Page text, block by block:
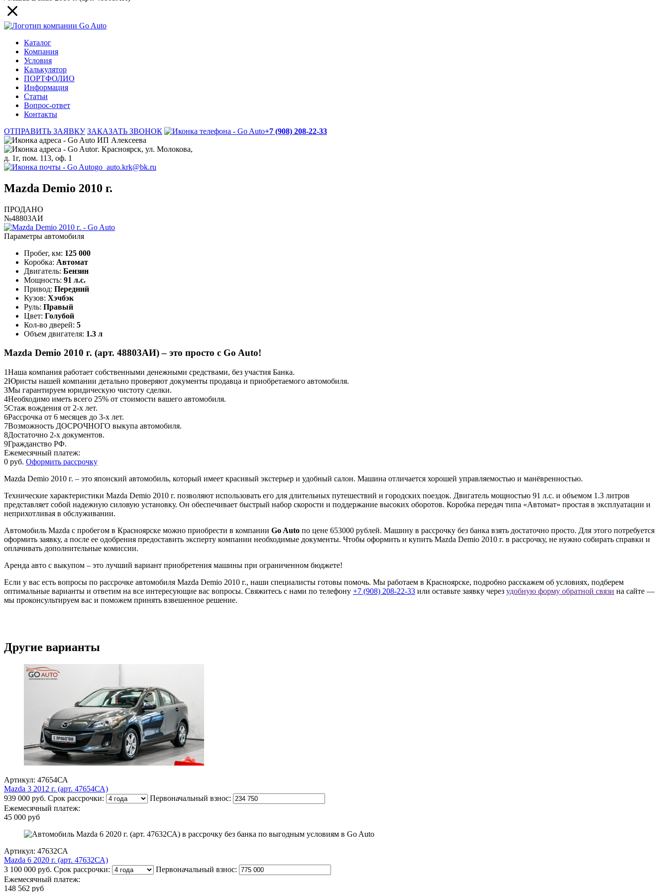
Каталог
Компания
Условия
Калькулятор
ПОРТФОЛИО
Информация
Статьи
Вопрос-ответ
Контакты
ОТПРАВИТЬ ЗАЯВКУ ЗАКАЗАТЬ ЗВОНОК
+7 (908) 208-22-33
ИП Алексеева
г. Красноярск, ул. Молокова,
д. 1г, пом. 113, оф. 1
go_auto.krk@bk.ru
Mazda Demio 2010 г.
ПРОДАНО
№48803АИ
Параметры автомобиля
Пробег, км: 125 000
Коробка: Автомат
Двигатель: Бензин
Мощность: 91 л.с.
Привод: Передний
Кузов: Хэчбэк
Руль: Правый
Цвет: Голубой
Кол-во дверей: 5
Объем двигателя: 1.3 л
Mazda Demio 2010 г. (арт. 48803АИ) – это просто с Go Auto!
1Наша компания работает собственными денежными средствами, без участия Банка.
2Юристы нашей компании детально проверяют документы продавца и приобретаемого автомобиля.
3Мы гарантируем юридическую чистоту сделки.
4Необходимо иметь всего 25% от стоимости вашего автомобиля.
5Стаж вождения от 2-х лет.
6Рассрочка от 6 месяцев до 3-х лет.
7Возможность ДОСРОЧНОГО выкупа автомобиля.
8Достаточно 2-х документов.
9Гражданство РФ.
Ежемесячный платеж:
0 руб. Оформить рассрочку
Mazda Demio 2010 г. – это японский автомобиль, который имеет красивый экстерьер и удобный салон. Машина отличается хорошей управляемостью и манёвренностью.
Технические характеристики Mazda Demio 2010 г. позволяют использовать его для длительных путешествий и городских поездок. Двигатель мощностью 91 л.с. и объемом 1.3 литров
представляет собой надежную силовую установку. Он обеспечивает быстрый набор скорости и поддержание высоких оборотов. Коробка передач типа «Автомат» простая в эксплуатации и
неприхотливая в обслуживании.
Автомобиль Mazda с пробегом в Красноярске можно приобрести в компании Go Auto по цене 653000 рублей. Машину в рассрочку без банка взять достаточно просто. Для этого потребуется
оформить заявку, а после ее одобрения предоставить эксперту компании необходимые документы. Чтобы оформить и купить Mazda Demio 2010 г. в рассрочку, не нужно собирать справки и
оплачивать дополнительные комиссии.
Аренда авто с выкупом – это лучший вариант приобретения машины при ограниченном бюджете!
Если у вас есть вопросы по рассрочке автомобиля Mazda Demio 2010 г., наши специалисты готовы помочь. Мы работаем в Красноярске, подробно расскажем об условиях, подберем
оптимальные варианты и ответим на все интересующие вас вопросы. Свяжитесь с нами по телефону +7 (908) 208-22-33 или оставьте заявку через удобную форму обратной связи на сайте —
мы проконсультируем вас и поможем принять взвешенное решение.
Другие варианты
Артикул: 47654СА
Mazda 3 2012 г. (арт. 47654СА)
939 000 руб. Срок рассрочки:
Первоначальный взнос:
Ежемесячный платеж:
45 000 руб
Артикул: 47632СА
Mazda 6 2020 г. (арт. 47632СА)
3 100 000 руб. Срок рассрочки:
Первоначальный взнос:
Ежемесячный платеж:
148 562 руб